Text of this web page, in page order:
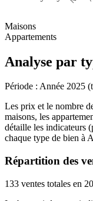
Maisons
Appartements
Analyse par
Période : Année 2025
Les prix et le nombre
maisons, les
détaille les indicateurs
chaque type de bien à
Répartition des
133 ventes totales en